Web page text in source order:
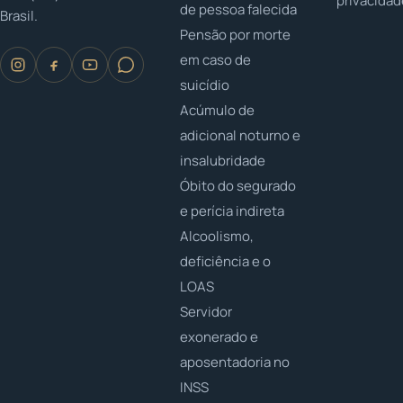
Brasil.
de pessoa falecida
Pensão por morte
em caso de
suicídio
Acúmulo de
adicional noturno e
insalubridade
Óbito do segurado
e perícia indireta
Alcoolismo,
deficiência e o
LOAS
Servidor
exonerado e
aposentadoria no
INSS